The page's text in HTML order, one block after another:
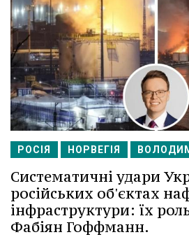
РОСІЯ НОРВЕГІЯ
Систематичні удари
російських об'єктах
інфраструктури: їх
Фабіян Гоффманн.